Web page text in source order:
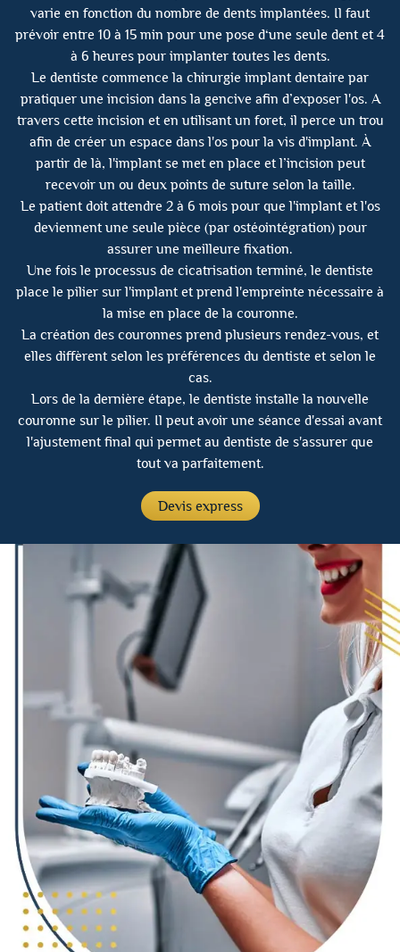
varie en fonction du nombre de dents implantées. Il faut
prévoir entre 10 à 15 min pour une pose d‘une seule dent et 4
à 6 heures pour implanter toutes les dents.
Le dentiste commence la chirurgie implant dentaire par
pratiquer une incision dans la gencive afin d’exposer l'os. A
travers cette incision et en utilisant un foret, il perce un trou
afin de créer un espace dans l'os pour la vis d'implant. À
partir de là, l'implant se met en place et l’incision peut
recevoir un ou deux points de suture selon la taille.
Le patient doit attendre 2 à 6 mois pour que l'implant et l'os
deviennent une seule pièce (par ostéointégration) pour
assurer une meilleure fixation.
Une fois le processus de cicatrisation terminé, le dentiste
place le pilier sur l'implant et prend l'empreinte nécessaire à
la mise en place de la couronne.
La création des couronnes prend plusieurs rendez-vous, et
elles diffèrent selon les préférences du dentiste et selon le
cas.
Lors de la dernière étape, le dentiste installe la nouvelle
couronne sur le pilier. Il peut avoir une séance d'essai avant
l'ajustement final qui permet au dentiste de s'assurer que
tout va parfaitement.
Devis express